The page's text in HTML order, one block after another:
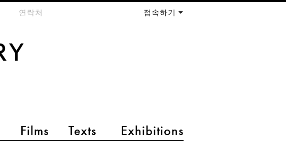
Films Texts Exhibitions
연락처 접속하기